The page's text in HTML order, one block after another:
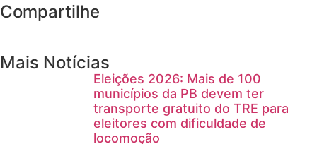
Compartilhe
Mais Notícias
Eleições 2026: Mais de 100
municípios da PB devem ter
transporte gratuito do TRE para
eleitores com dificuldade de
locomoção